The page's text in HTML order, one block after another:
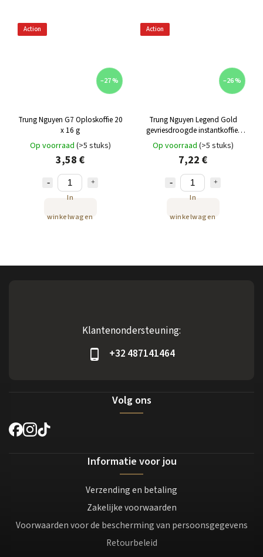
Action
–27 %
Trung Nguyen G7 Oploskoffie 20
x 16 g
Op voorraad (>5 stuks)
3,58 €
In
winkelwagen
Action
–26 %
Trung Nguyen Legend Gold
gevriesdroogde instantkoffie,
Vietnamese instantkoffie 100 g
Op voorraad (>5 stuks)
7,22 €
In
winkelwagen
Klantenondersteuning:
+32 487141464
Volg ons
Informatie voor jou
Verzending en betaling
Zakelijke voorwaarden
Voorwaarden voor de bescherming van persoonsgegevens
Retourbeleid